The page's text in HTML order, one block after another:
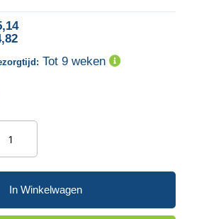
Tot 9 weken
In Winkelwagen